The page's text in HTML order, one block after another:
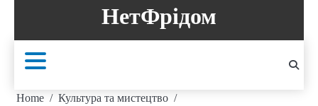
content
НетФрідом
Home
Культура та мистецтво